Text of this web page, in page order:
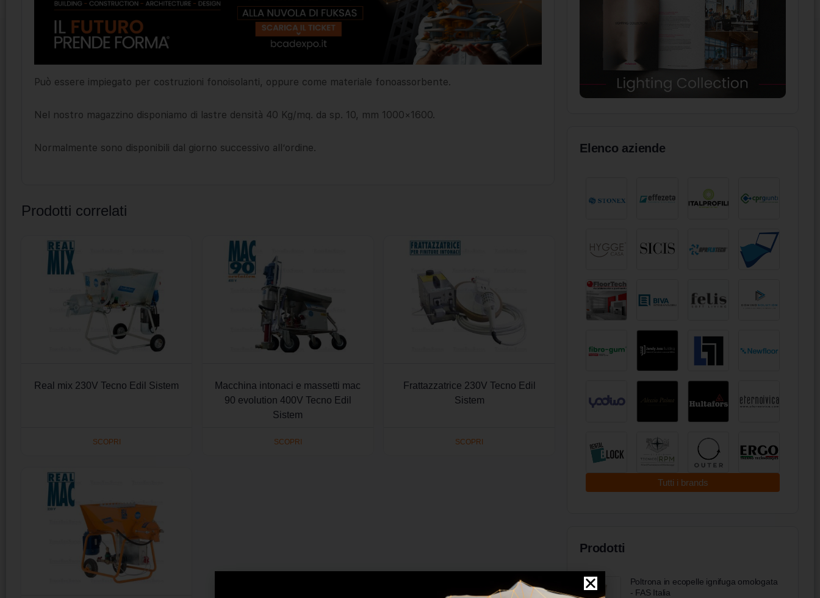
Può essere impiegato per costruzioni fonoisolanti, oppure come materiale fonoassorbente.
Nel nostro magazzino disponiamo di lastre densità 40 Kg/mq. da sp. 10, mm 1000×1600.
Normalmente sono disponibili dal giorno successivo all’ordine.
Prodotti correlati
Real mix 230V Tecno Edil Sistem
SCOPRI
Macchina intonaci e massetti mac
90 evolution 400V Tecno Edil
Sistem
SCOPRI
Frattazzatrice 230V Tecno Edil
Sistem
SCOPRI
Elenco aziende
Tutti i brands
Prodotti
Poltrona in ecopelle ignifuga omologata
- FAS Italia